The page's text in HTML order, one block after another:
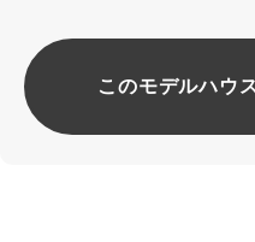
このモデルハウ